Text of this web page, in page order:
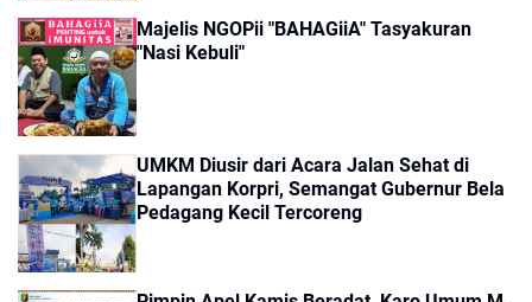
Majelis NGOPii "BAHAGiiA" Tasyakuran
"Nasi Kebuli"
UMKM Diusir dari Acara Jalan Sehat di
Lapangan Korpri, Semangat Gubernur Bela
Pedagang Kecil Tercoreng